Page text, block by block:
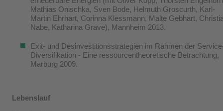
Mathias Onischka, Sven Bode, Helmuth Groscurth, Karl-
Martin Ehrhart, Corinna Klessmann, Malte Gebhart,
Nabe, Katharina Grave), Mannheim 2013.
Exit- und Desinvestitionsstrategien im Rahmen der
Diversifikation - Eine ressourcentheoretische Betrachtung,
Marburg 2009.
Lebenslauf